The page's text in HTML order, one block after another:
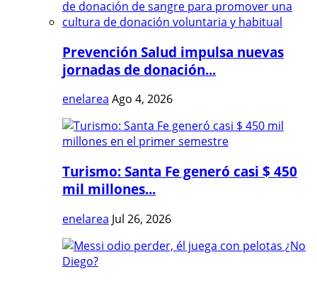
Prevención Salud impulsa nuevas
jornadas de donación...
enelarea Ago 4, 2026
Turismo: Santa Fe generó casi $ 450
mil millones...
enelarea Jul 26, 2026